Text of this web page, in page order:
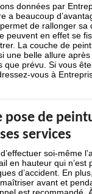
données par
a beaucoup
de rallonger sa
peuvent en effet se
La couche de
une belle allure
que prévu. Si vous
vous à
pose de
services
soi-même
en hauteur qui n’est
d’accident. En
avant et
est recommandé.